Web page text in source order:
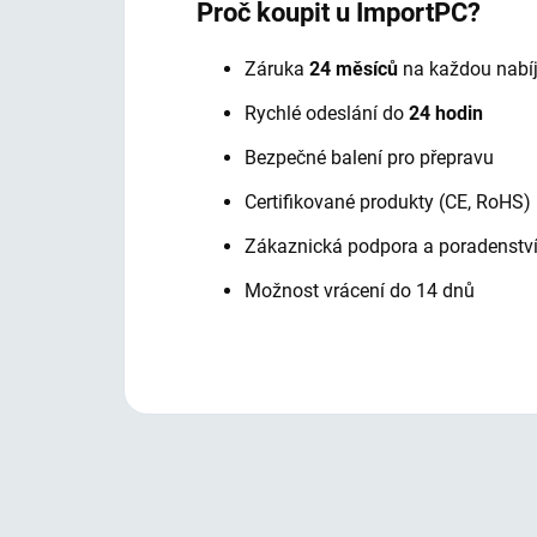
Proč koupit u ImportPC?
Záruka 24 měsíců na každou
Rychlé odeslání do 24 hodin
Bezpečné balení pro přepravu
Certifikované produkty (CE, RoHS)
Zákaznická podpora a poradenství
Možnost vrácení do 14 dnů